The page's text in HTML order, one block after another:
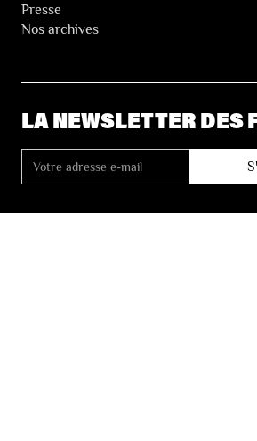
Presse
Nos archives
LA NEWSLETTER DES